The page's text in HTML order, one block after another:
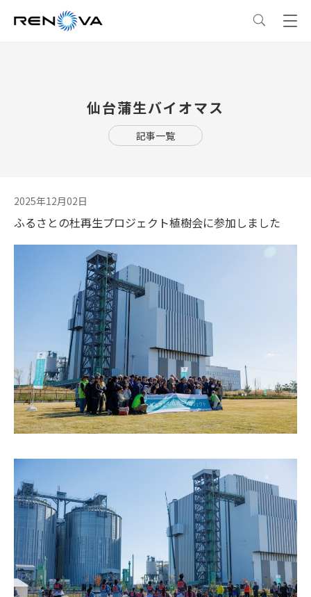
Language
日本語 English Tiếng Việt 한국어
Follow Us
トップ
レノバの強み
発電所・蓄電所一覧
コーポレートPPA
太陽光発電
蓄電事業
風力発電
地熱発電
太陽光発電の取り組み
会社概要・アクセス
CEOメッセージ
中期経営計画
私たちの想い
沿革
組織図
サステナビリティ
理念・ポリシー
ガバナンス
ESGデータ
SDGsへの取り組み
ニュース
採用情報
トップ
IRニュース
経営情報
IRライブラリー
株式情報 / 社債情報
お問い合わせ
仙台蒲生バイオマス
記事一覧
2025年12月02日
ふるさとの杜再生プロジェクト植樹会に参加しました